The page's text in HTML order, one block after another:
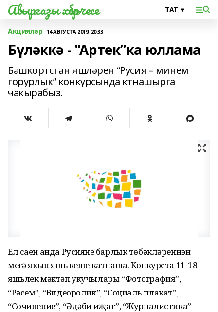
Авыргазы хәбәрчесе
Акцияләр 14 АВГУСТА 2019, 20:33
Бүләккә - "Артек”ка юллама
Башкортстан яшләрен “Русия – минем
горурлык” конкурсында ктнашырга
чакырабыз.
Ел саен анда Русиянең барлык төбәкләреннән
меңгә якын яшь кеше катнаша. Конкурста 11-18
яшьлек мәктәп укучылары “Фотография”,
“Рәсем”, “Видеоролик”, “Социаль плакат”,
“Сочинение”, “Әдәби иҗат”, “Журналистика”